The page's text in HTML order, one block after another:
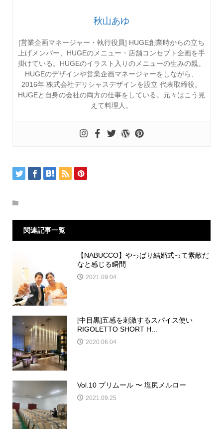
秋山あゆ
[営業企画マネージャー・執行役員] HUGE創業時からの立ち
上げメンバー、HUGEのメニュー・店舗コンセプト企画を手
掛けている。HUGEのイラスト入りのメニューの生みの親。
HUGEのデザインや営業企画マネージャーをしながら、
2016年 株式会社デリシャスデザインを設立 代表取締役。
HUGEと自身の会社の両方の仕事をしている。元々はこう見
えて料理人。
関連記事一覧
【NABUCCO】やっぱり結婚式って素敵だ
なと感じる瞬間
2021.09.04
[中目黒]五感を刺激するスパイス使い
RIGOLETTO SHORT H...
2020.06.04
Vol.10 プリムール 〜 塩尻メルロー
2021.09.25